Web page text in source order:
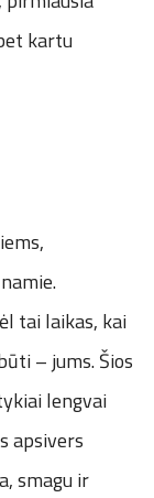
kartu
tai laikas, kai
– jums. Šios
lengvai
apsivers
smagu ir